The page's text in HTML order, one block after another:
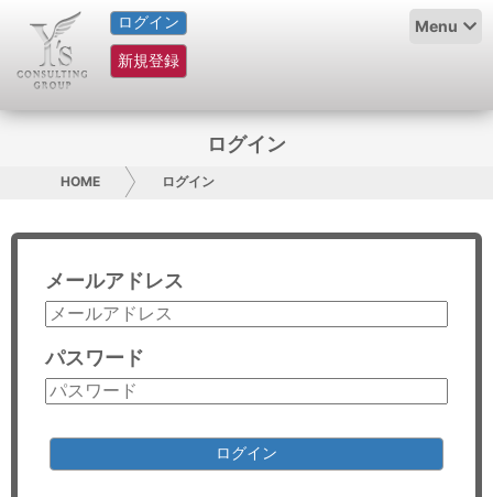
ログイン
新規登録
Menu
HOME
サービス紹介
グループ概要
採用情報
お問い合わせ
コンサルティング
リサーチ
ログイン
HOME ログイン
メールアドレス
パスワード
ログイン